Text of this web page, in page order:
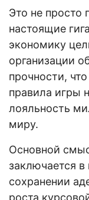
Это не просто
настоящие
экономику
организации
прочности,
правила игры
лояльность
миру.
Основной
заключается
сохранении
роста